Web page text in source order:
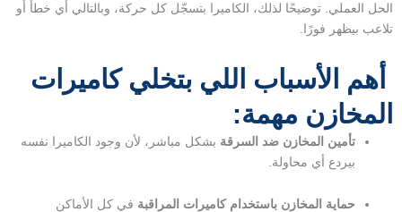
الحل العملي. توضيحًا لذلك، الكاميرا بتسجّل كل حركة، وبالتالي أي خطأ أو
تلاعب بيظهر فورًا.
أهم الأسباب اللي بتخلي كاميرات
المخازن مهمة:
تأمين المخازن ضد السرقة بشكل مباشر، لأن وجود الكاميرا نفسه
بيردع أي محاولة.
حماية المخازن باستخدام كاميرات المراقبة في كل الأماكن